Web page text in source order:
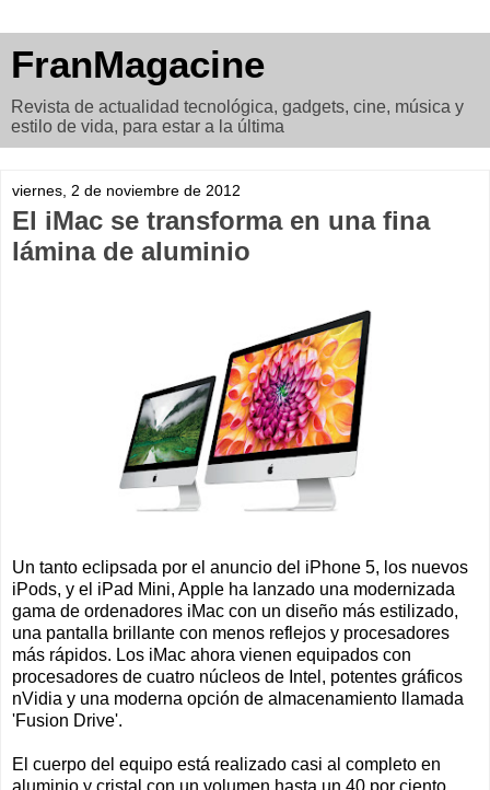
FranMagacine
Revista de actualidad tecnológica, gadgets, cine, música y
estilo de vida, para estar a la última
viernes, 2 de noviembre de 2012
El iMac se transforma en una fina
lámina de aluminio
Un tanto eclipsada por el anuncio del iPhone 5, los nuevos
iPods, y el iPad Mini, Apple ha lanzado una modernizada
gama de ordenadores iMac con un diseño más estilizado,
una pantalla brillante con menos reflejos y procesadores
más rápidos. Los iMac ahora vienen equipados con
procesadores de cuatro núcleos de Intel, potentes gráficos
nVidia y una moderna opción de almacenamiento llamada
'Fusion Drive'.
El cuerpo del equipo está realizado casi al completo en
aluminio y cristal con un volumen hasta un 40 por ciento